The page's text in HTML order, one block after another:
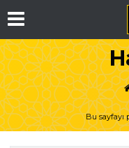
Bu sayfayı